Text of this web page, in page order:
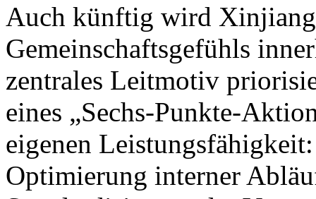
Auch künftig wird Xinjiang
Gemeinschaftsgefühls
zentrales Leitmotiv
eines „Sechs-Punkte-
eigenen
Optimierung interner